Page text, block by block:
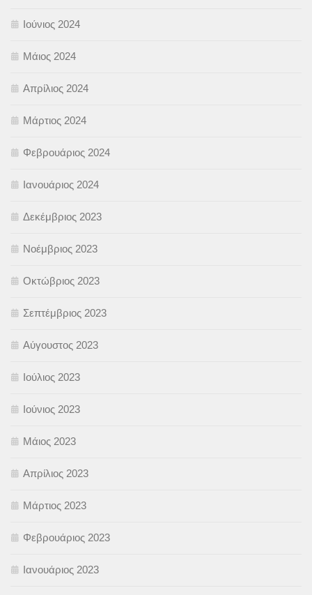
Ιούνιος 2024
Μάιος 2024
Απρίλιος 2024
Μάρτιος 2024
Φεβρουάριος 2024
Ιανουάριος 2024
Δεκέμβριος 2023
Νοέμβριος 2023
Οκτώβριος 2023
Σεπτέμβριος 2023
Αύγουστος 2023
Ιούλιος 2023
Ιούνιος 2023
Μάιος 2023
Απρίλιος 2023
Μάρτιος 2023
Φεβρουάριος 2023
Ιανουάριος 2023